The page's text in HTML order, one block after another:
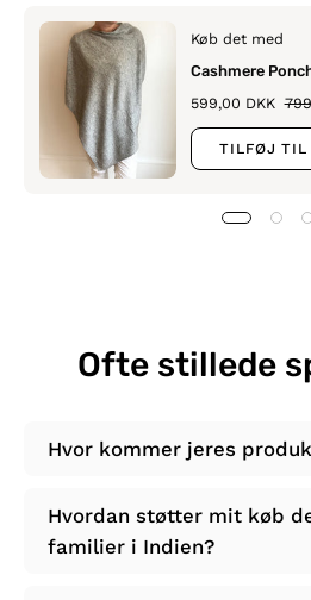
Køb det med
Cashmere
599,00 DKK
TILFØJ TIL
Ofte stillede
Hvor kommer jeres
Hvordan støtter mit køb
familier i Indien?